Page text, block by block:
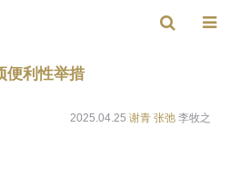
便利性举措
2025.04.25 谢青 张弛 李牧之